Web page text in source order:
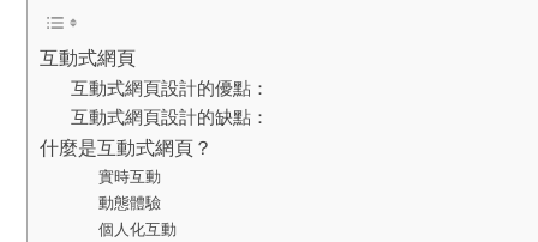
互動式網頁
互動式網頁設計的優點：
互動式網頁設計的缺點：
什麼是互動式網頁？
實時互動
動態體驗
個人化互動